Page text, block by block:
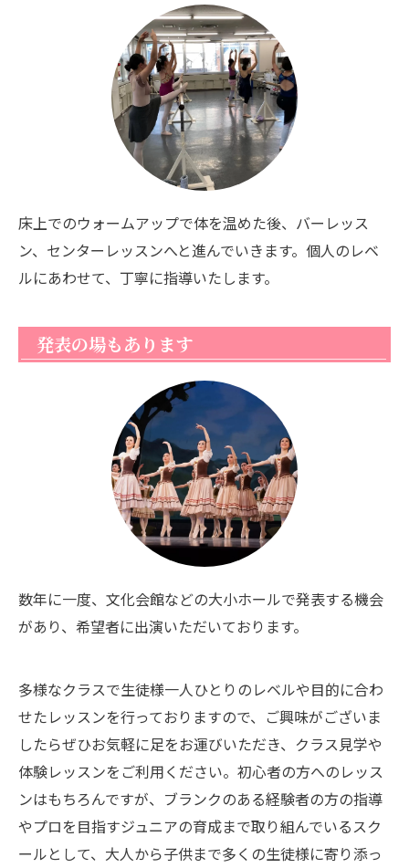
床上でのウォームアップで体を温めた後、バーレッス
ン、センターレッスンへと進んでいきます。個人のレベ
ルにあわせて、丁寧に指導いたします。
発表の場もあります
数年に一度、文化会館などの大小ホールで発表する機会
があり、希望者に出演いただいております。
多様なクラスで生徒様一人ひとりのレベルや目的に合わ
せたレッスンを行っておりますので、ご興味がございま
したらぜひお気軽に足をお運びいただき、クラス見学や
体験レッスンをご利用ください。初心者の方へのレッス
ンはもちろんですが、ブランクのある経験者の方の指導
やプロを目指すジュニアの育成まで取り組んでいるスク
ールとして、大人から子供まで多くの生徒様に寄り添っ